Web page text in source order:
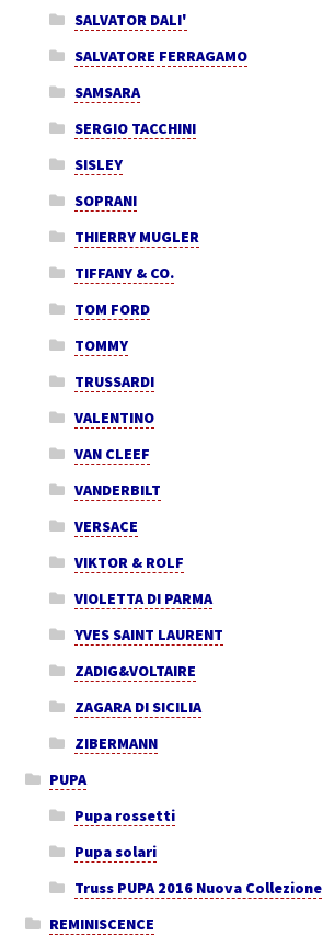
SALVATOR DALI'
SALVATORE FERRAGAMO
SAMSARA
SERGIO TACCHINI
SISLEY
SOPRANI
THIERRY MUGLER
TIFFANY & CO.
TOM FORD
TOMMY
TRUSSARDI
VALENTINO
VAN CLEEF
VANDERBILT
VERSACE
VIKTOR & ROLF
VIOLETTA DI PARMA
YVES SAINT LAURENT
ZADIG&VOLTAIRE
ZAGARA DI SICILIA
ZIBERMANN
PUPA
Pupa rossetti
Pupa solari
Truss PUPA 2016 Nuova Collezione
REMINISCENCE